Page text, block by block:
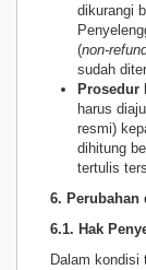
dikurangi
(non-
sudah
Prosedur
harus
resmi)
dihitung
tertulis
6. Perubahan
6.1. Hak
Dalam kondisi